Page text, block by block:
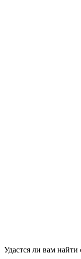
Удастся ли вам найти